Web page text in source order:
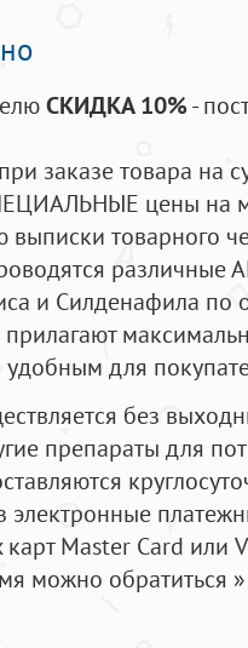
СКИДКА 10%-
при заказе товара на
цены на
выписки товарного
и Силденафила по
для
без
препараты для
электронные
Master Card или
можно обратиться